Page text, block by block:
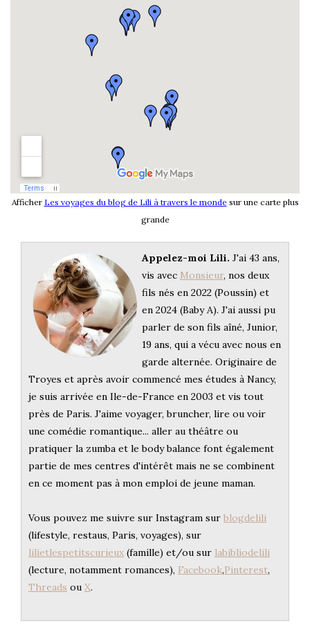
Afficher Les voyages du blog de Lili à travers le mondesur une carte plus
grande
Appelez-moi Lili. J'ai 43 ans,
vis avec Monsieur, nos deux
fils nés en 2022 (Poussin) et
en 2024 (Baby A). J'ai aussi pu
parler de son fils aîné, Junior,
19 ans, qui a vécu avec nous en
garde alternée. Originaire de
Troyes et après avoir commencé mes études à Nancy,
je suis arrivée en Ile-de-France en 2003 et vis tout
près de Paris. J'aime voyager, bruncher, lire ou voir
une comédie romantique... aller au théâtre ou
pratiquer la zumba et le body balance font également
partie de mes centres d'intérêt mais ne se combinent
en ce moment pas à mon emploi de jeune maman.
Vous pouvez me suivre sur Instagram sur blogdelili
(lifestyle, restaus, Paris, voyages), sur
lilietlespetitscurieux (famille) et/ou sur labibliodelili
(lecture, notamment romances), Facebook,Pinterest,
Threads ou X.